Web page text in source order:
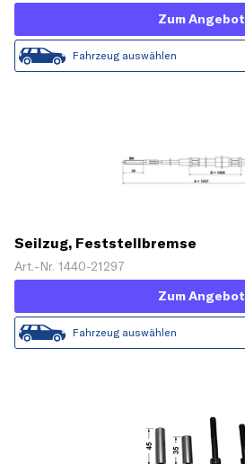
Zum Angebot
Fahrzeug auswählen
Seilzug, Feststellbremse
Art.-Nr. 1440-21297
Zum Angebot
Fahrzeug auswählen